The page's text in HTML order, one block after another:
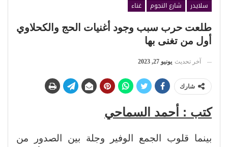
سلايدر شارع النجوم
غناء
طلعت حرب سبب وجود أغنيات الحج والكحلاوي
أول من تغنى بها
آخر تحديث يونيو 27, 2023
شارك
كتب : أحمد السماحي
بينما قلوب الجمع الوفير وجلة بين الصدور من